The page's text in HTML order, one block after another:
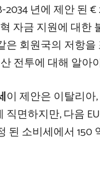
2034 년에 제안 된
자금 지원에 대한
은 회원국의 저항을
전투에 대해 알아
이 제안은 이탈리아
직면하지만, 다음
된 소비세에서 150